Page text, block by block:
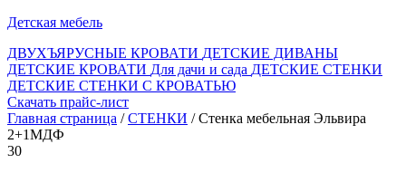
Детская мебель
ДВУХЪЯРУСНЫЕ КРОВАТИ ДЕТСКИЕ ДИВАНЫ
ДЕТСКИЕ КРОВАТИ Для дачи и сада ДЕТСКИЕ СТЕНКИ
ДЕТСКИЕ СТЕНКИ С КРОВАТЬЮ
Скачать прайс-лист
Главная страница /СТЕНКИ / Стенка мебельная Эльвира
2+1МДФ
30